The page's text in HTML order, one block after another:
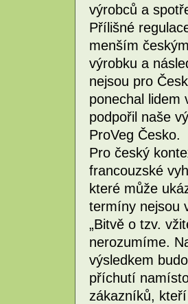
výrobců a
Přílišné
menším
výrobku a
nejsou pro
ponechal lidem
podpořil naše
ProVeg Česko.
Pro český
francouzské
které může
termíny nejsou
„Bitvě o tzv.
nerozumíme.
výsledkem
příchutí
zákazníků,